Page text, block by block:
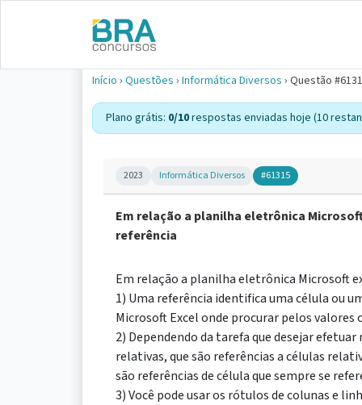
Início › Questões › Informática Diversos › Questão
Plano grátis: 0/10respostas enviadas hoje (10
2023 Informática Diversos #61315
Em relação a planilha eletrônica
referência
Em relação a planilha eletrônica Microsoft
1) Uma referência identifica uma célula ou
Microsoft Excel onde procurar pelos valores
2) Dependendo da tarefa que desejar
relativas, que são referências a células
são referências de célula que sempre se
3) Você pode usar os rótulos de colunas e